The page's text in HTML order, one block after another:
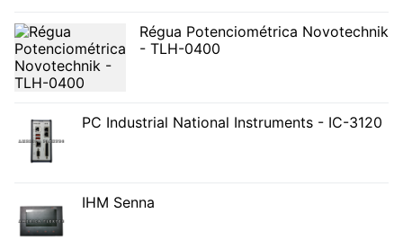
Régua Potenciométrica Novotechnik
- TLH-0400
PC Industrial National Instruments - IC-3120
IHM Senna